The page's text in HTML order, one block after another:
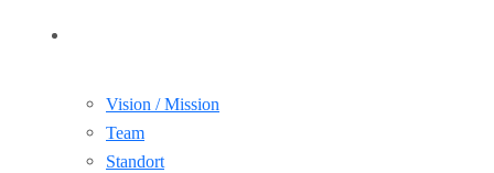
Vision / Mission
Team
Standort